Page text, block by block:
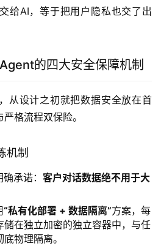
给AI，等于把用户隐私也交了出
的四大安全保障机制
从设计之初就把数据安全放在首
格流程双保险。
机制
承诺： 客户对话数据绝不用于大
“私有化部署 + 数据隔离”方案，每
储在独立加密的独立容器中，与任
物理隔离。